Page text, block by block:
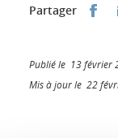
Partager
Publié le 13 février
Mis à jour le 22